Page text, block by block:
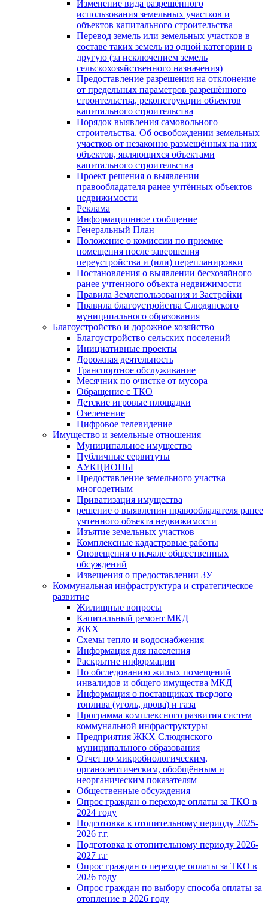
Изменение вида разрешённого
использования земельных участков и
объектов капитального строительства
Перевод земель или земельных участков в
составе таких земель из одной категории в
другую (за исключением земель
сельскохозяйственного назначения)
Предоставление разрешения на отклонение
от предельных параметров разрешённого
строительства, реконструкции объектов
капитального строительства
Порядок выявления самовольного
строительства. Об освобождении земельных
участков от незаконно размещённых на них
объектов, являющихся объектами
капитального строительства
Проект решения о выявлении
правообладателя ранее учтённых объектов
недвижимости
Реклама
Информационное сообщение
Генеральный План
Положение о комиссии по приемке
помещения после завершения
переустройства и (или) перепланировки
Постановления о выявлении бесхозяйного
ранее учтенного объекта недвижимости
Правила Землепользования и Застройки
Правила благоустройства Слюдянского
муниципального образования
Благоустройство и дорожное хозяйство
Благоустройство сельских поселений
Инициативные проекты
Дорожная деятельность
Транспортное обслуживание
Месячник по очистке от мусора
Обращение с ТКО
Детские игровые площадки
Озеленение
Цифровое телевидение
Имущество и земельные отношения
Муниципальное имущество
Публичные сервитуты
АУКЦИОНЫ
Предоставление земельного участка
многодетным
Приватизация имущества
решение о выявлении правообладателя ранее
учтенного объекта недвижимости
Изъятие земельных участков
Комплексные кадастровые работы
Оповещения о начале общественных
обсуждений
Извещения о предоставлении ЗУ
Коммунальная инфраструктура и стратегическое
развитие
Жилищные вопросы
Капитальный ремонт МКД
ЖКХ
Схемы тепло и водоснабжения
Информация для населения
Раскрытие информации
По обследованию жилых помещений
инвалидов и общего имущества МКД
Информация о поставщиках твердого
топлива (уголь, дрова) и газа
Программа комплексного развития систем
коммунальной инфраструктуры
Предприятия ЖКХ Слюдянского
муниципального образования
Отчет по микробиологическим,
органолептическим, обобщённым и
неорганическим показателям
Общественные обсуждения
Опрос граждан о переходе оплаты за ТКО в
2024 году
Подготовка к отопительному периоду 2025-
2026 г.г.
Подготовка к отопительному периоду 2026-
2027 г.г
Опрос граждан о переходе оплаты за ТКО в
2026 году
Опрос граждан по выбору способа оплаты за
отопление в 2026 году